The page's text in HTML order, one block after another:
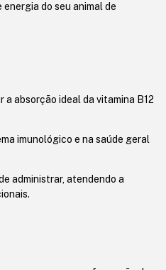
do seu animal de
absorção ideal da vitamina B12
imunológico e na saúde geral
administrar, atendendo a